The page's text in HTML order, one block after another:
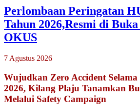
Perlombaan Peringatan
Tahun 2026,Resmi di
OKUS
7 Agustus 2026
Wujudkan Zero Accident
2026, Kilang Plaju Tanamkan
Melalui Safety Campaign